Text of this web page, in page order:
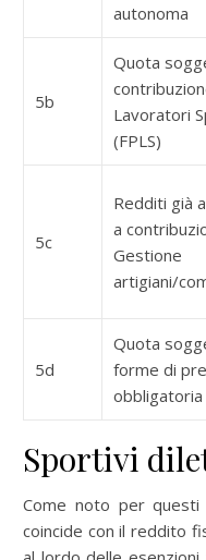
autonoma
5b
Quota
Lavoratori
(FPLS)
5c
Redditi già
a
Gestione
artigiani/
5d
Quota
forme di
obbligatoria
Sportivi
Come noto per questi
coincide con il reddito